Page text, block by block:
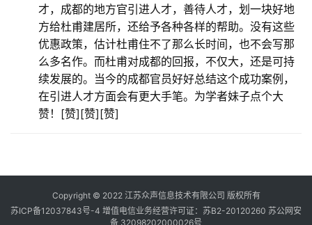
才，成都的地方官引进人才，善待人才，划一块好地
方给杜甫建居所，还给予各种各样的帮助。没有这些
优惠政策，估计杜甫住不了那么长时间，也不会写那
么多名作。而杜甫对成都的回报，不仅大，还是可持
续发展的。当今的成都官员好好总结这个成功案例，
在引进人才方面会有更大手笔。为学者妹子点个大
赞！[赞][赞][赞]
Copyright © 2022 江苏众声信息技术有限公司 版权所有
苏ICP备12037843号-4 增值电信业务经营许可证：苏B2-20120260 苏公网安
备 32098202000026号